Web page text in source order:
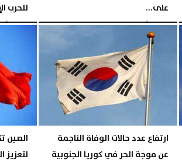
على...
السبت، 1 أغسطس 2026 06:17 مـ
للحرب
السبت، 1 أغسطس 2026
ارتفاع عدد حالات الوفاة الناجمة
عن موجة الحر في كوريا الجنوبية
لتعزيز